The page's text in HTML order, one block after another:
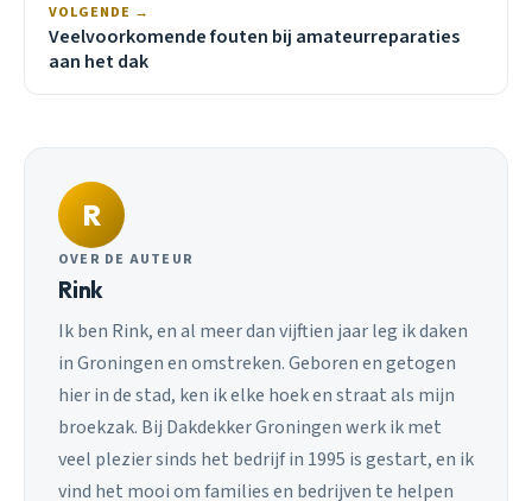
VOLGENDE →
Veelvoorkomende fouten bij amateurreparaties
aan het dak
R
OVER DE AUTEUR
Rink
Ik ben Rink, en al meer dan vijftien jaar leg ik daken
in Groningen en omstreken. Geboren en getogen
hier in de stad, ken ik elke hoek en straat als mijn
broekzak. Bij Dakdekker Groningen werk ik met
veel plezier sinds het bedrijf in 1995 is gestart, en ik
vind het mooi om families en bedrijven te helpen